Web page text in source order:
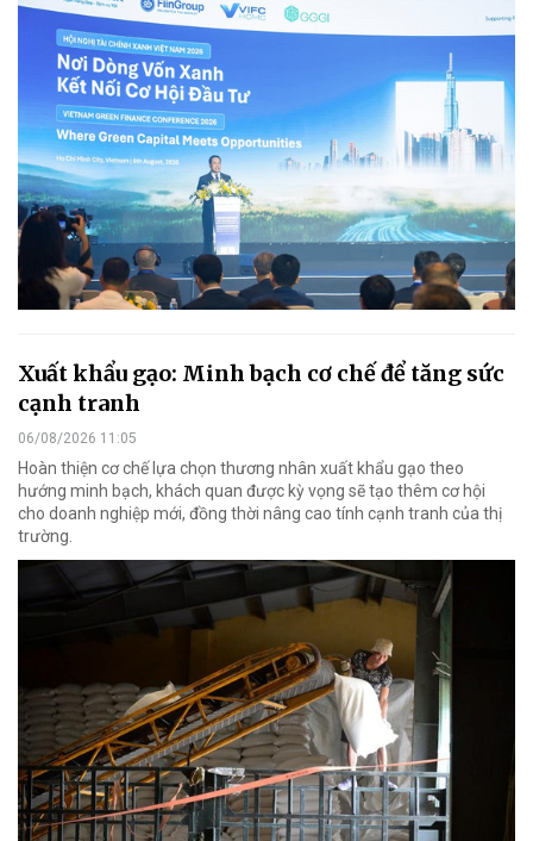
Xuất khẩu gạo: Minh bạch cơ chế để tăng sức
cạnh tranh
06/08/2026 11:05
Hoàn thiện cơ chế lựa chọn thương nhân xuất khẩu gạo theo
hướng minh bạch, khách quan được kỳ vọng sẽ tạo thêm cơ hội
cho doanh nghiệp mới, đồng thời nâng cao tính cạnh tranh của thị
trường.